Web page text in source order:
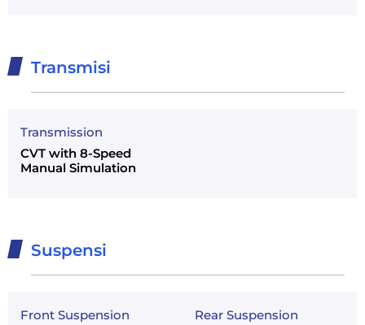
Transmisi
Transmission
CVT with 8-Speed
Manual Simulation
Suspensi
Front Suspension
Rear Suspension